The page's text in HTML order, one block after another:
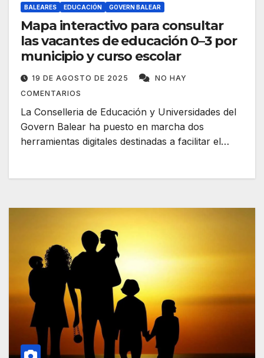
BALEARES EDUCACIÓN GOVERN BALEAR
Mapa interactivo para consultar
las vacantes de educación 0–3 por
municipio y curso escolar
19 DE AGOSTO DE 2025
NO HAY
COMENTARIOS
La Conselleria de Educación y Universidades del
Govern Balear ha puesto en marcha dos
herramientas digitales destinadas a facilitar el…